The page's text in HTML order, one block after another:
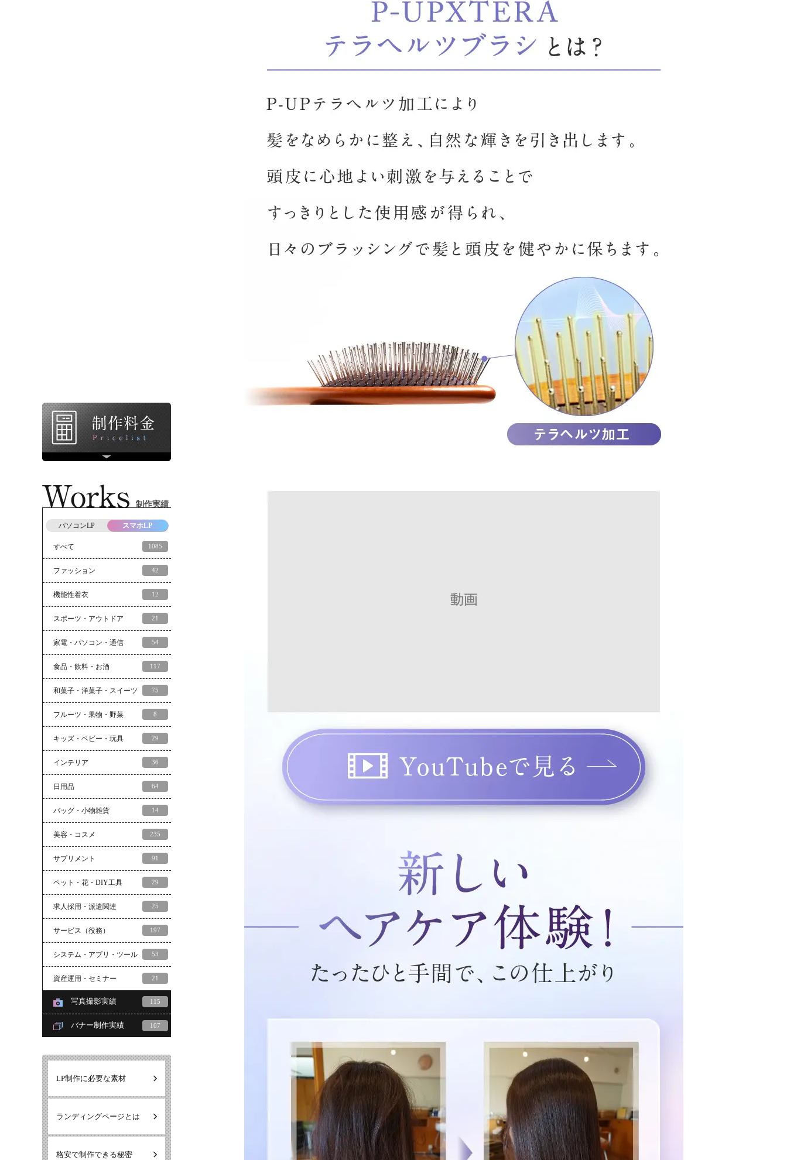
制作実績
パソコンLP スマホLP
すべて 1085
ファッション 42
機能性着衣 12
スポーツ・アウトドア 21
家電・パソコン・通信 54
食品・飲料・お酒 117
和菓子・洋菓子・スイーツ 75
フルーツ・果物・野菜 8
キッズ・ベビー・玩具 29
インテリア 36
日用品 64
バッグ・小物雑貨 14
美容・コスメ 235
サプリメント 91
ペット・花・DIY工具 29
求人採用・派遣関連 25
サービス（役務） 197
システム・アプリ・ツール 53
資産運用・セミナー 21
写真撮影実績 115
バナー制作実績 107
LP制作に必要な素材
ランディングページとは
格安で制作できる秘密